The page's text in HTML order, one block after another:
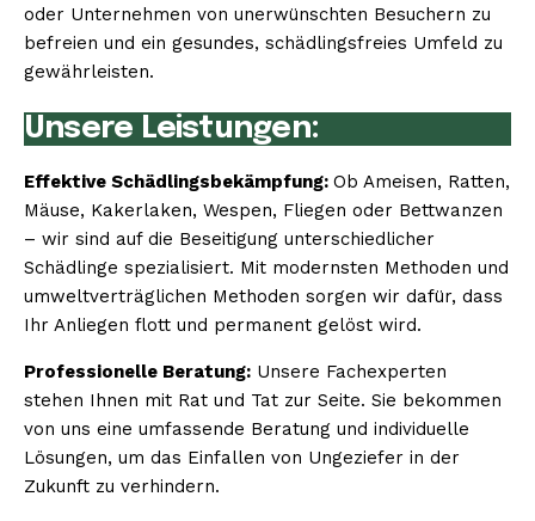
oder Unternehmen von unerwünschten Besuchern zu
befreien und ein gesundes, schädlingsfreies Umfeld zu
gewährleisten.
Unsere Leistungen:
Effektive Schädlingsbekämpfung: Ob Ameisen, Ratten,
Mäuse, Kakerlaken, Wespen, Fliegen oder Bettwanzen
– wir sind auf die Beseitigung unterschiedlicher
Schädlinge spezialisiert. Mit modernsten Methoden und
umweltverträglichen Methoden sorgen wir dafür, dass
Ihr Anliegen flott und permanent gelöst wird.
Professionelle Beratung: Unsere Fachexperten
stehen Ihnen mit Rat und Tat zur Seite. Sie bekommen
von uns eine umfassende Beratung und individuelle
Lösungen, um das Einfallen von Ungeziefer in der
Zukunft zu verhindern.